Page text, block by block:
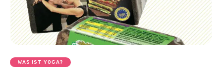
WAS IST YOGA?